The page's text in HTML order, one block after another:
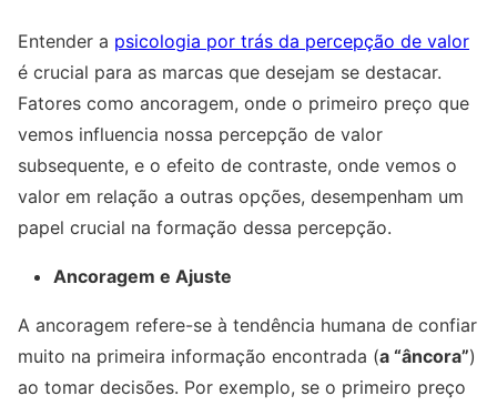
Entender a psicologia por trás da percepção de valor
é crucial para as marcas que desejam se destacar.
Fatores como ancoragem, onde o primeiro preço que
vemos influencia nossa percepção de valor
subsequente, e o efeito de contraste, onde vemos o
valor em relação a outras opções, desempenham um
papel crucial na formação dessa percepção.
Ancoragem e Ajuste
A ancoragem refere-se à tendência humana de confiar
muito na primeira informação encontrada (a “âncora”)
ao tomar decisões. Por exemplo, se o primeiro preço